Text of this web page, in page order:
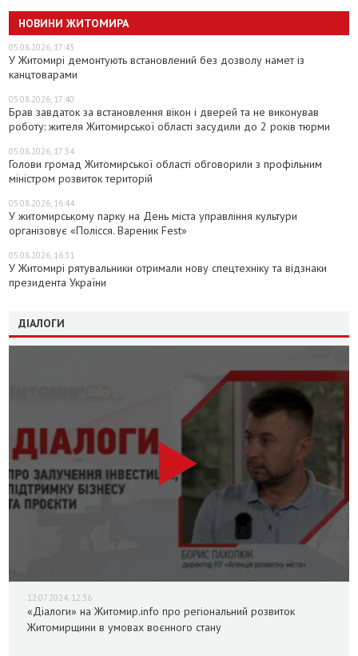
НОВИНИ ЖИТОМИРА
05.08.2026, 17:43
У Житомирі демонтують встановлений без дозволу намет із
канцтоварами
05.08.2026, 17:40
Брав завдаток за встановлення вікон і дверей та не виконував
роботу: жителя Житомирської області засудили до 2 років тюрми
05.08.2026, 17:34
Голови громад Житомирської області обговорили з профільним
міністром розвиток територій
05.08.2026, 16:44
У житомирському парку на День міста управління культури
організовує «Полісся. Вареник Fest»
05.08.2026, 16:31
У Житомирі рятувальники отримали нову спецтехніку та відзнаки
президента України
ДІАЛОГИ
12.07.2024, 12:36
«Діалоги» на Житомир.info про регіональний розвиток
Житомирщини в умовах воєнного стану